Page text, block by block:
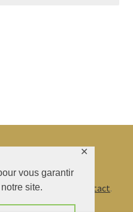
vous garantir
site.
✕
CGV .Livraison Contact.